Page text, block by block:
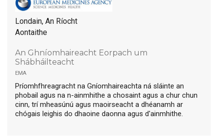
Londain, An Ríocht
Aontaithe
An Ghníomhaireacht Eorpach um
Shábháilteacht
ema
Príomhfhreagracht na Gníomhaireachta ná sláinte an
phobail agus na n-ainmhithe a chosaint agus a chur chun
cinn, trí mheasúnú agus maoirseacht a dhéanamh ar
chógais leighis do dhaoine daonna agus d'ainmhithe.